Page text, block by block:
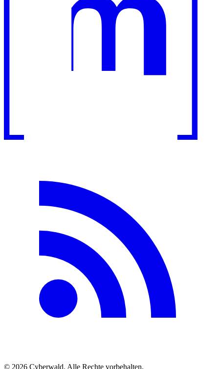
© 2026 Cyberwald. Alle Rechte vorbehalten.